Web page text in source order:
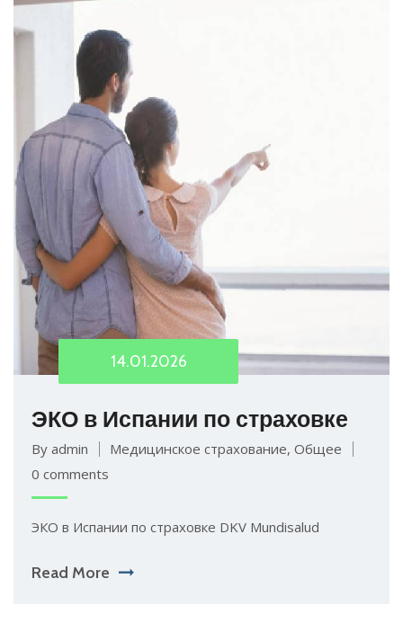
14.01.2026
ЭКО в Испании по страховке
By admin Медицинское страхование, Общее
0 comments
ЭКО в Испании по страховке DKV Mundisalud
Read More